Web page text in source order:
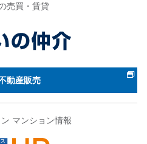
売買・賃貸
動産販売
マンション情報